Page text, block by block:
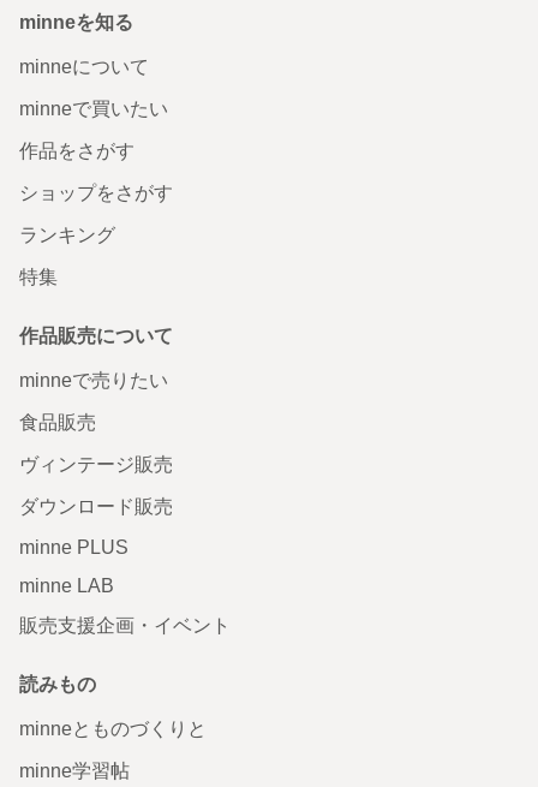
minneを知る
minneについて
minneで買いたい
作品をさがす
ショップをさがす
ランキング
特集
作品販売について
minneで売りたい
食品販売
ヴィンテージ販売
ダウンロード販売
minne PLUS
minne LAB
販売支援企画・イベント
読みもの
minneとものづくりと
minne学習帖